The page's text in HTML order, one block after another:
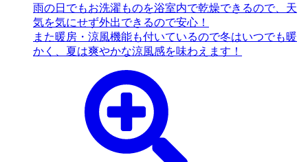
雨の日でもお洗濯ものを浴室内で乾燥できるので、天
気を気にせず外出できるので安心！
また暖房・涼風機能も付いているので冬はいつでも暖
かく、夏は爽やかな涼風感を味わえます！